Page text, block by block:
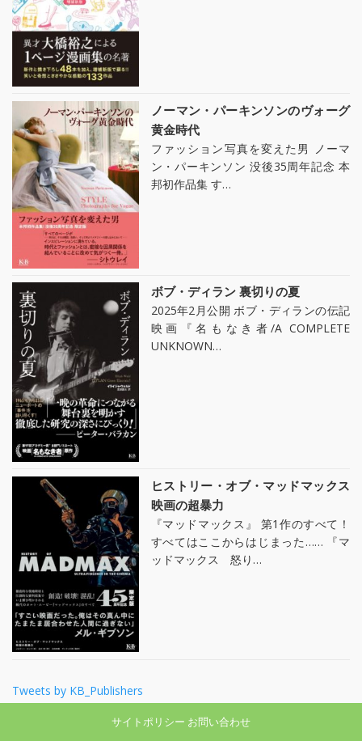
ノーマン・パーキンソンのヴォーグ
黄金時代
ファッション写真を変えた男 ノーマ
ン・パーキンソン 没後35周年記念 本
邦初作品集 す…
ボブ・ディラン 裏切りの夏
2025年2月公開 ボブ・ディランの伝記
映画『名もなき者/A COMPLETE
UNKNOWN…
ヒストリー・オブ・マッドマックス
映画の超暴力
『マッドマックス』 第1作のすべて！
すべてはここからはじまった…… 『マ
ッドマックス 怒り…
Tweets by KB_Publishers
サイトポリシー お問い合わせ